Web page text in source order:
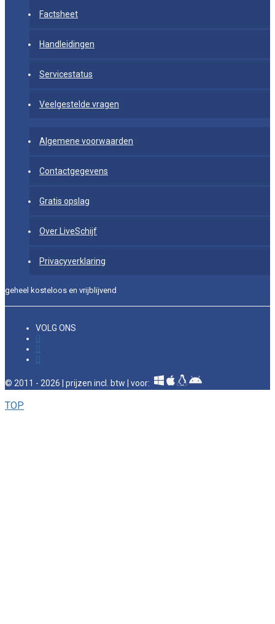
Factsheet
Handleidingen
Servicestatus
Veelgestelde vragen
Algemene voorwaarden
Contactgegevens
Gratis opslag
Over LiveSchijf
Privacyverklaring
geheel kosteloos en vrijblijvend
VOLG ONS
© 2011 - 2026 | prijzen incl. btw | voor:
TOP